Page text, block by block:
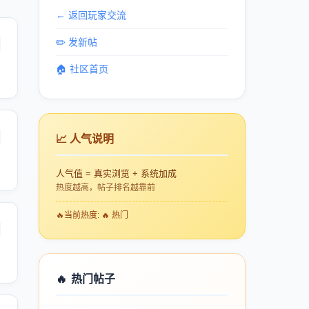
← 返回玩家交流
✏️ 发新帖
🏠 社区首页
📈 人气说明
人气值 = 真实浏览 + 系统加成
热度越高，帖子排名越靠前
🔥 当前热度: 🔥 热门
🔥 热门帖子